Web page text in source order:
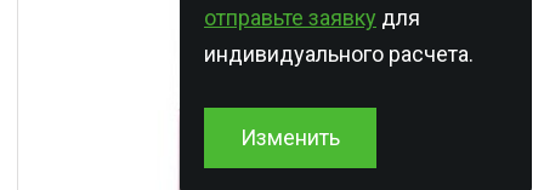
отправьте заявку для
индивидуального расчета.
Изменить